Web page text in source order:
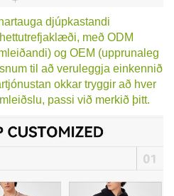
djúpkastandi
með ODM
og OEM (upprunaleg
til að veruleggja einkennið
okkar tryggir að hver
passi við merkið þitt.